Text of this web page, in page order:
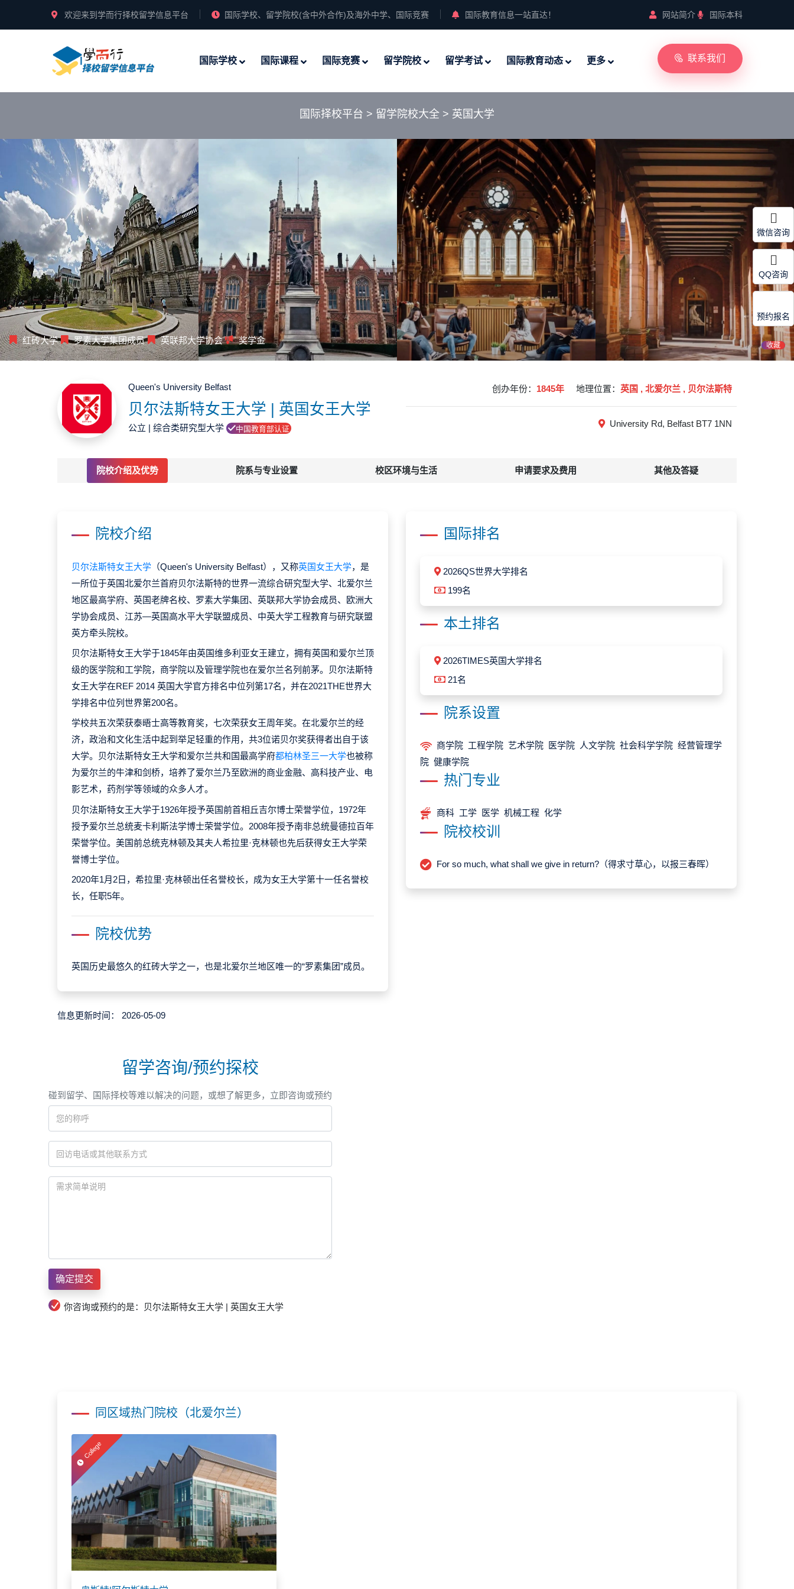
欢迎来到学而行择校留学信息平台 国际学校、留学院校(含中外合作)及海外中学、国际竞赛 国际教育信息一站直达！ 网站简介 国际本科
国际学校 国际课程 国际竞赛 留学院校 留学考试 国际教育动态 更多 联系我们
国际择校平台 > 留学院校大全 > 英国大学
红砖大学 罗素大学集团成员 英联邦大学协会 奖学金 收藏
Queen's University Belfast
贝尔法斯特女王大学 | 英国女王大学
公立 | 综合类研究型大学 中国教育部认证
创办年份： 1845年 地理位置： 英国 , 北爱尔兰 , 贝尔法斯特
University Rd, Belfast BT7 1NN
院校介绍及优势 院系与专业设置 校区环境与生活 申请要求及费用 其他及答疑
院校介绍
贝尔法斯特女王大学 （Queen's University Belfast），又称英国女王大学，是
一所位于英国北爱尔兰首府贝尔法斯特的世界一流综合研究型大学、北爱尔兰
地区最高学府、英国老牌名校、罗素大学集团、英联邦大学协会成员、欧洲大
学协会成员、江苏—英国高水平大学联盟成员、中英大学工程教育与研究联盟
英方牵头院校。
贝尔法斯特女王大学于1845年由英国维多利亚女王建立，拥有英国和爱尔兰顶
级的医学院和工学院，商学院以及管理学院也在爱尔兰名列前茅。贝尔法斯特
女王大学在REF 2014 英国大学官方排名中位列第17名，并在2021THE世界大
学排名中位列世界第200名。
学校共五次荣获泰晤士高等教育奖，七次荣获女王周年奖。在北爱尔兰的经
济，政治和文化生活中起到举足轻重的作用，共3位诺贝尔奖获得者出自于该
大学。贝尔法斯特女王大学和爱尔兰共和国最高学府都柏林圣三一大学也被称
为爱尔兰的牛津和剑桥，培养了爱尔兰乃至欧洲的商业金融、高科技产业、电
影艺术，药剂学等领域的众多人才。
贝尔法斯特女王大学于1926年授予英国前首相丘吉尔博士荣誉学位，1972年
授予爱尔兰总统麦卡利斯法学博士荣誉学位。2008年授予南非总统曼德拉百年
荣誉学位。美国前总统克林顿及其夫人希拉里·克林顿也先后获得女王大学荣
誉博士学位。
2020年1月2日，希拉里·克林顿出任名誉校长，成为女王大学第十一任名誉校
长，任职5年。
院校优势
英国历史最悠久的红砖大学之一，也是北爱尔兰地区唯一的“罗素集团”成员。
国际排名
2026QS世界大学排名
199名
本土排名
2026TIMES英国大学排名
21名
院系设置
商学院 工程学院 艺术学院 医学院 人文学院 社会科学学院 经营管理学
院 健康学院
热门专业
商科 工学 医学 机械工程 化学
院校校训
For so much, what shall we give in return?（得求寸草心，以报三春晖）
信息更新时间： 2026-05-09
留学咨询/预约探校
碰到留学、国际择校等难以解决的问题，或想了解更多，立即咨询或预约
你咨询或预约的是：贝尔法斯特女王大学 | 英国女王大学
同区域热门院校（北爱尔兰）
College
微信咨询
QQ咨询
预约报名